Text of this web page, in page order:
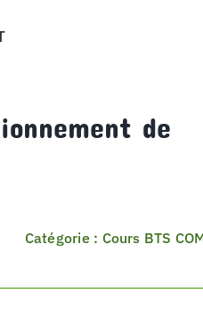
de
Catégorie : Cours BTS